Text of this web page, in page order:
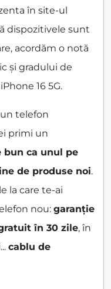
în site-ul
dispozitivele sunt
acordăm o notă
și gradului de
16 5G.
telefon
primi un
bun ca unul pe
de produse noi.
la care te-ai
nou: garanție
în 30 zile, în
cablu de